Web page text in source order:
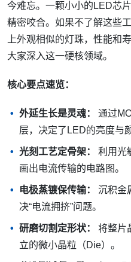
今难忘。一颗小小的LED芯
精密咬合。如果不了解这些
上外观相似的灯珠，性能和
大家深入这一硬核领域。
核心要点速览：
外延生长是灵魂：
通过
层，决定了LED的亮度与
光刻工艺定骨架：
利用光
画出电流传输的电路图。
电极蒸镀保传输：
沉积金
决“电流拥挤”问题。
研磨切割定形状：
将整片
立的微小晶粒（Die）。